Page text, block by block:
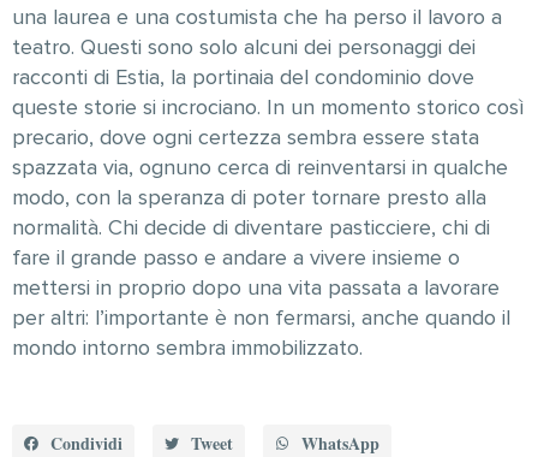
una laurea e una costumista che ha perso il lavoro a
teatro. Questi sono solo alcuni dei personaggi dei
racconti di Estia, la portinaia del condominio dove
queste storie si incrociano. In un momento storico così
precario, dove ogni certezza sembra essere stata
spazzata via, ognuno cerca di reinventarsi in qualche
modo, con la speranza di poter tornare presto alla
normalità. Chi decide di diventare pasticciere, chi di
fare il grande passo e andare a vivere insieme o
mettersi in proprio dopo una vita passata a lavorare
per altri: l’importante è non fermarsi, anche quando il
mondo intorno sembra immobilizzato.
Condividi Tweet WhatsApp